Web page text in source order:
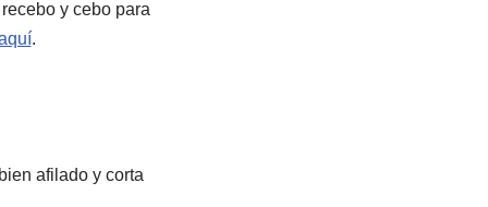
y cebo para
.
afilado y corta